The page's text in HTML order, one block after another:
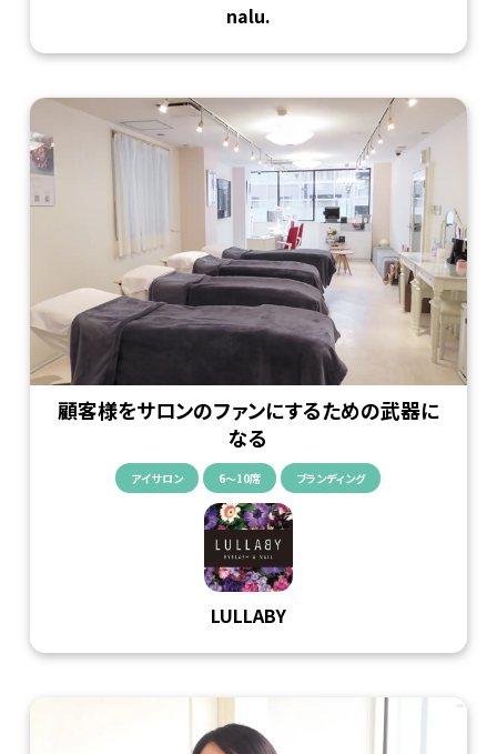
nalu.
顧客様をサロンのファンにするための武器に
なる
アイサロン 6〜10席 ブランディング
LULLABY